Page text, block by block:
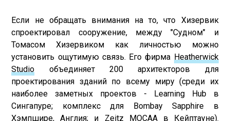
Если не обращать внимания на то, что Хизервик
спроектировал сооружение, между "Судном" и
Томасом Хизервиком как личностью можно
установить ощутимую связь. Его фирма Heatherwick
Studio объединяет 200 архитекторов для
проектирования зданий по всему миру (среди их
наиболее заметных проектов - Learning Hub в
Сингапуре; комплекс для Bombay Sapphire в
Хэмпшире, Англия; и Zeitz MOCAA в Кейптауне).